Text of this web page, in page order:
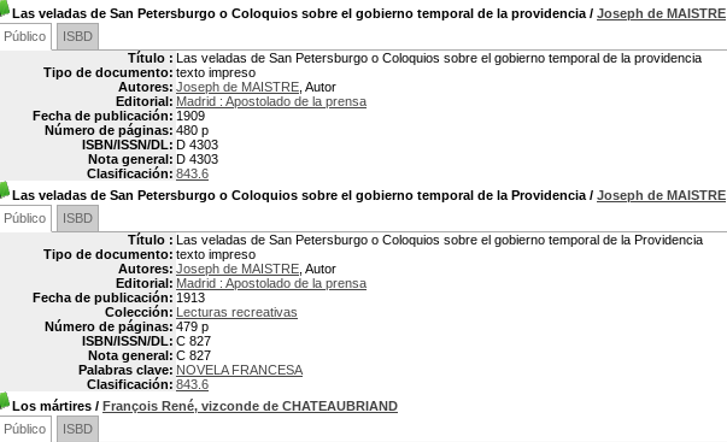
Las veladas de San Petersburgo o Coloquios sobre el gobierno temporal de la providencia / Joseph de MAISTRE
Público
ISBD
Título : Las veladas de San Petersburgo o Coloquios sobre el gobierno temporal de la providencia
Tipo de documento: texto impreso
Autores: Joseph de MAISTRE , Autor
Editorial: Madrid : Apostolado de la prensa
Fecha de publicación: 1909
Número de páginas: 480 p
ISBN/ISSN/DL: D 4303
Nota general: D 4303
Clasificación: 843.6
Las veladas de San Petersburgo o Coloquios sobre el gobierno temporal de la Providencia / Joseph de MAISTRE
Público
ISBD
Título : Las veladas de San Petersburgo o Coloquios sobre el gobierno temporal de la Providencia
Tipo de documento: texto impreso
Autores: Joseph de MAISTRE , Autor
Editorial: Madrid : Apostolado de la prensa
Fecha de publicación: 1913
Colección: Lecturas recreativas
Número de páginas: 479 p
ISBN/ISSN/DL: C 827
Nota general: C 827
Palabras clave: NOVELA FRANCESA
Clasificación: 843.6
Los mártires / François René, vizconde de CHATEAUBRIAND
Público
ISBD